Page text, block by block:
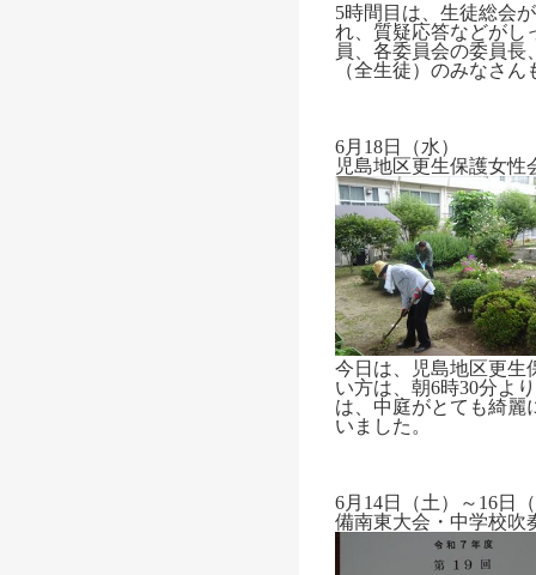
5時間目は、生徒総会
れ、質疑応答などがし
員、各委員会の委員
（全生徒）のみなさ
6月18日（水）
児島地区更生保護女
今日は、
児島地区更生
い方は、朝6時30分よ
は、中庭がとても綺麗
いました。
6月14日（土）～16日
備南東大会・中学校吹